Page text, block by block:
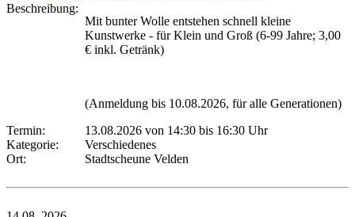
Beschreibung:
Mit bunter Wolle entstehen schnell kleine
Kunstwerke - für Klein und Groß (6-99 Jahre; 3,00
€ inkl. Getränk)
(Anmeldung bis 10.08.2026, für alle Generationen)
Termin:
13.08.2026 von 14:30 bis 16:30 Uhr
Kategorie:
Verschiedenes
Ort:
Stadtscheune Velden